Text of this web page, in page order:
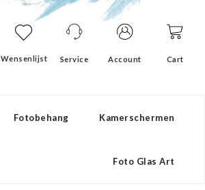
Wensenlijst Service Account Cart
Fotobehang Kamerschermen
Foto Glas Art